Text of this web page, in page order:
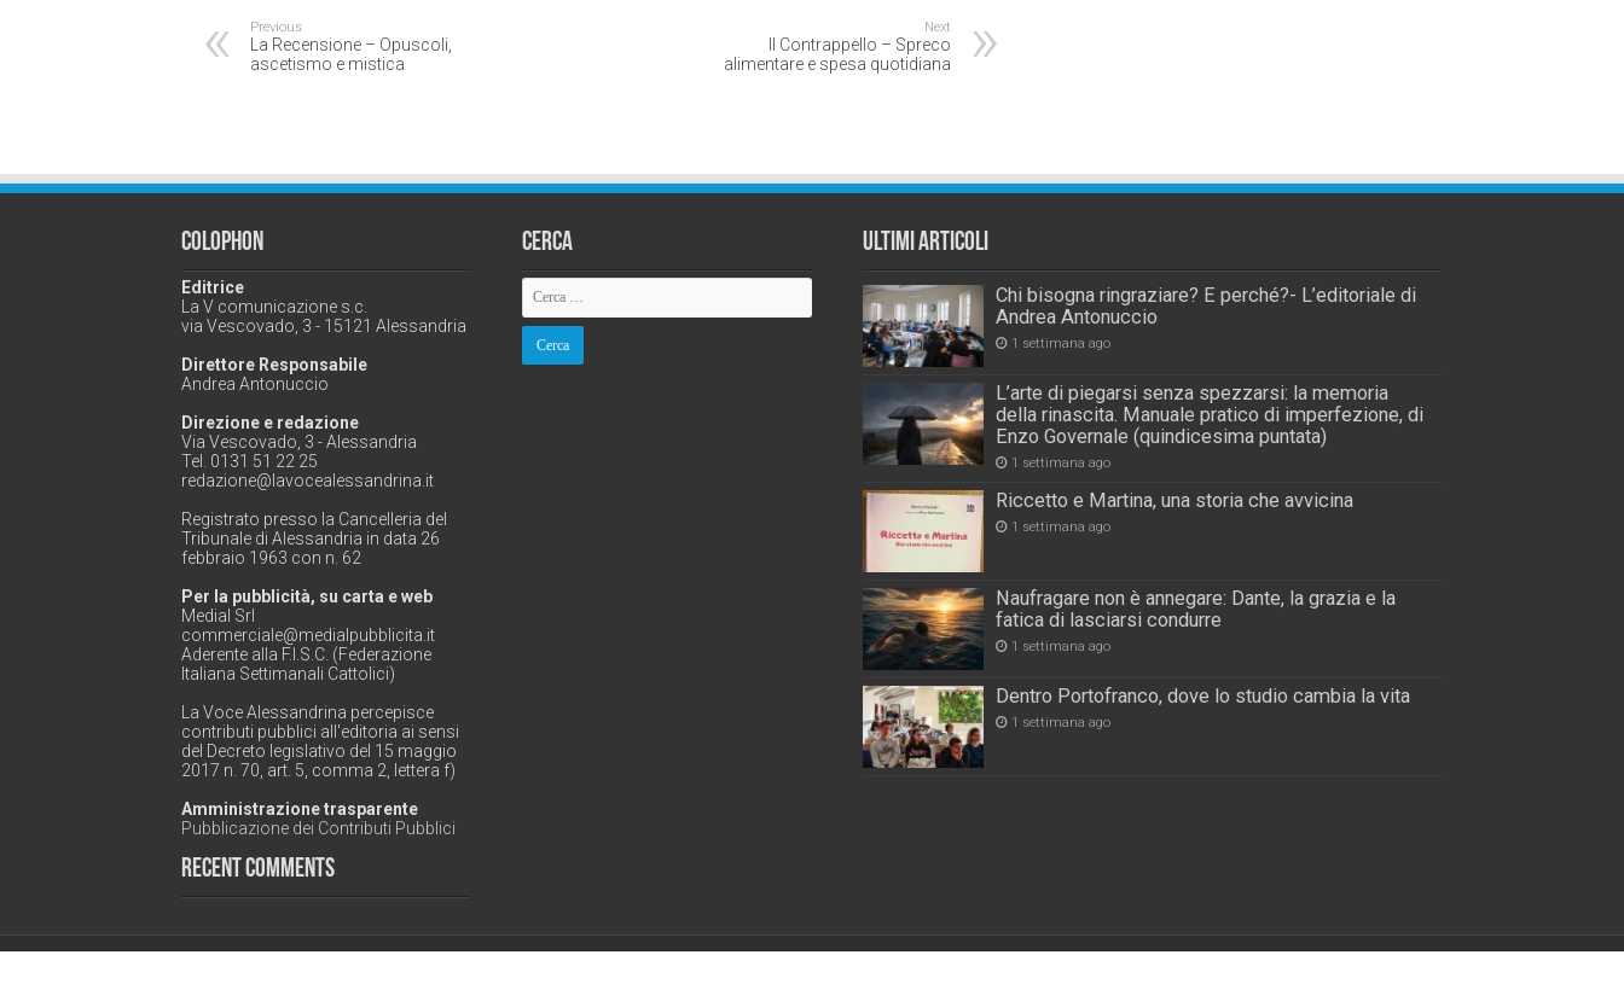
Previous
La Recensione – Opuscoli,
ascetismo e mistica
Next
Il Contrappello – Spreco
alimentare e spesa quotidiana
Colophon
Editrice
La V comunicazione s.c.
via Vescovado, 3 - 15121 Alessandria
Direttore Responsabile
Andrea Antonuccio
Direzione e redazione
Via Vescovado, 3 - Alessandria
Tel. 0131 51 22 25
redazione@lavocealessandrina.it
Registrato presso la Cancelleria del
Tribunale di Alessandria in data 26
febbraio 1963 con n. 62
Per la pubblicità, su carta e web
Medial Srl
commerciale@medialpubblicita.it
Aderente alla F.I.S.C. (Federazione
Italiana Settimanali Cattolici)
La Voce Alessandrina percepisce
contributi pubblici all'editoria ai sensi
del Decreto legislativo del 15 maggio
2017 n. 70, art. 5, comma 2, lettera f)
Amministrazione trasparente
Pubblicazione dei Contributi Pubblici
Recent Comments
Cerca Ultimi Articoli
Chi bisogna ringraziare? E perché?- L’editoriale di
Andrea Antonuccio
1 settimana ago
L’arte di piegarsi senza spezzarsi: la memoria
della rinascita. Manuale pratico di imperfezione, di
Enzo Governale (quindicesima puntata)
1 settimana ago
Riccetto e Martina, una storia che avvicina
1 settimana ago
Naufragare non è annegare: Dante, la grazia e la
fatica di lasciarsi condurre
1 settimana ago
Dentro Portofranco, dove lo studio cambia la vita
1 settimana ago